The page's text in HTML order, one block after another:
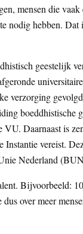
mensen die
nodig hebben. Dat
geestelijk
verzorging
boeddhistische
VU. Daarnaast is
Instantie vereist.
Nederland
Bijvoorbeeld:
over meer